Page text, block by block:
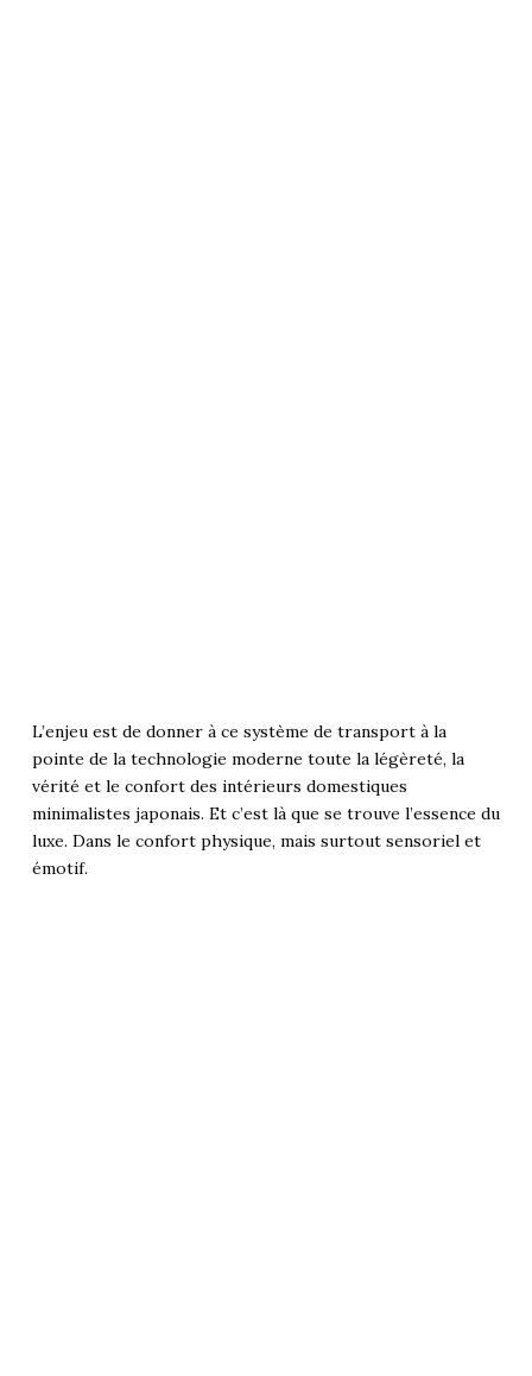
L’enjeu est de donner à ce système de transport à la
pointe de la technologie moderne toute la légèreté, la
vérité et le confort des intérieurs domestiques
minimalistes japonais. Et c’est là que se trouve l’essence du
luxe. Dans le confort physique, mais surtout sensoriel et
émotif.